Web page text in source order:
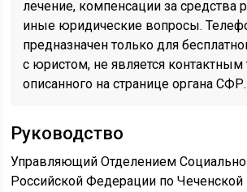
лечение, компенсации за средства
иные юридические вопросы.
предназначен только для
с юристом, не является
описанного на странице органа СФР.
Руководство
Управляющий Отделением
Российской Федерации по Чеченской